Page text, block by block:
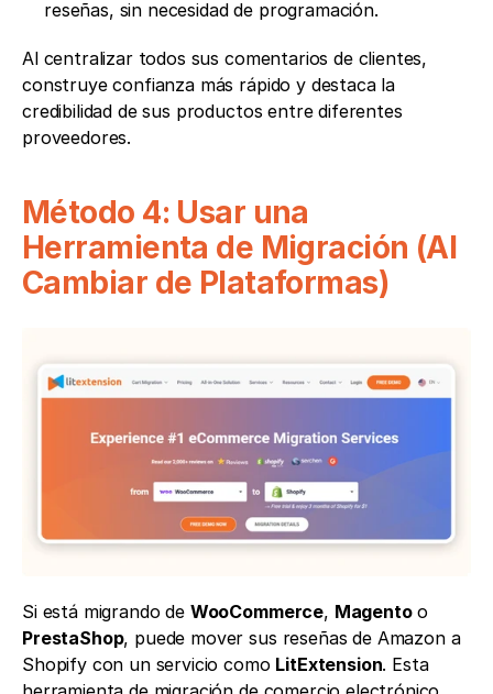
reseñas, sin necesidad de programación.
Al centralizar todos sus comentarios de clientes,
construye confianza más rápido y destaca la
credibilidad de sus productos entre diferentes
proveedores.
Método 4: Usar una
Herramienta de Migración (Al
Cambiar de Plataformas)
Si está migrando de WooCommerce, Magento
PrestaShop, puede mover sus reseñas de Amazon a
Shopify con un servicio como LitExtension. Esta